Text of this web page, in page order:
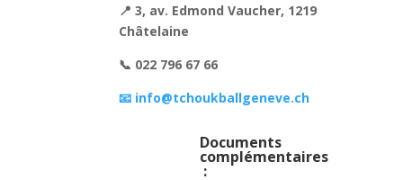
📍 3, av. Edmond Vaucher, 1219
Châtelaine
📞 022 796 67 66
📧 info@tchoukballgeneve.ch
Documents
complémentaires
: